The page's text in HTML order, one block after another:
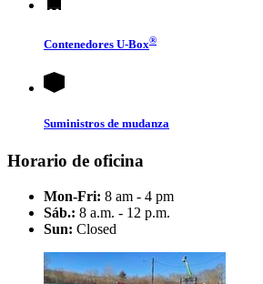
Contenedores U-Box®
Suministros de mudanza
Horario de oficina
Mon-Fri: 8 am - 4 pm
Sáb.: 8 a.m. - 12 p.m.
Sun: Closed